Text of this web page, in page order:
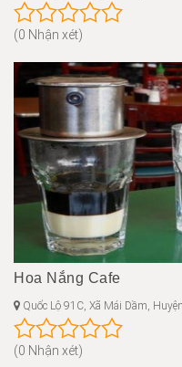
(0 Nhận xét)
Hoa Nắng Cafe
Quốc Lộ 91C, Xã Mái Dầm,
(0 Nhận xét)